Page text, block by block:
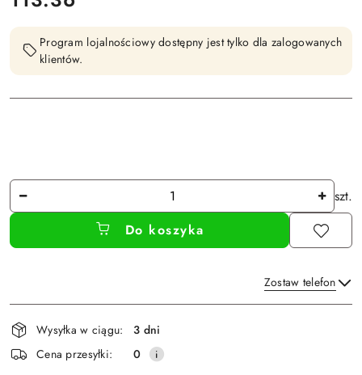
Program lojalnościowy dostępny jest tylko dla zalogowanych
klientów.
Ilość
szt.
Do koszyka
Zostaw telefon
Wyślij
Dostępność
i
dostawa
Wysyłka w ciągu:
3 dni
Cena przesyłki:
0